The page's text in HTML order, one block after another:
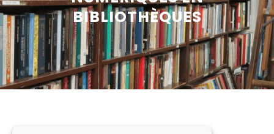
BIBLIOTHÈQUES